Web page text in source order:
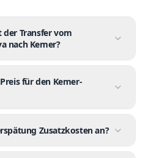
der Transfer vom
nach Kemer?
für den Kemer-
Zusatzkosten an?